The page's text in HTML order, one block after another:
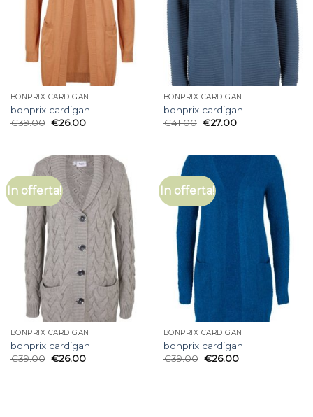
BONPRIX CARDIGAN
bonprix cardigan
€39.00 €26.00
BONPRIX CARDIGAN
bonprix cardigan
€41.00 €27.00
In offerta!
BONPRIX CARDIGAN
bonprix cardigan
€39.00 €26.00
In offerta!
BONPRIX CARDIGAN
bonprix cardigan
€39.00 €26.00